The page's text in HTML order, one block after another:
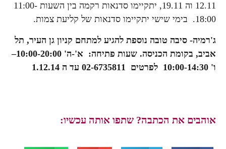
12.11 וה 19.11, יתקיימו סדנאות רקמה בין השעות 11:00-
18:00. בימי שישי יתקיימו סדנאות של קליעת צמות.
ג'רמיה- סיבה טובה נוספת להגיע למתחם קניון גן העיר, תל
אביב, בקומת הכניסה. שעות פתיחה: א'-ה' 10:00-20:00
–
ו' 10:00-14:30 לפרטים 02-6735811 עד ה 1.12.14
אוהבים את הכתבה? שתפו אותה עכשיו: